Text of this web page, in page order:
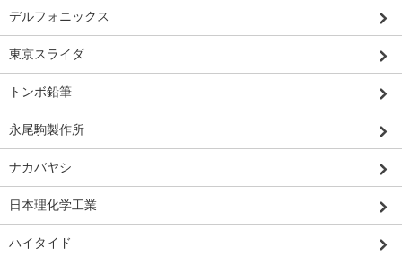
デルフォニックス
東京スライダ
トンボ鉛筆
永尾駒製作所
ナカバヤシ
日本理化学工業
ハイタイド